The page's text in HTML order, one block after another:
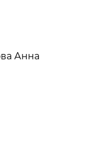
Анна